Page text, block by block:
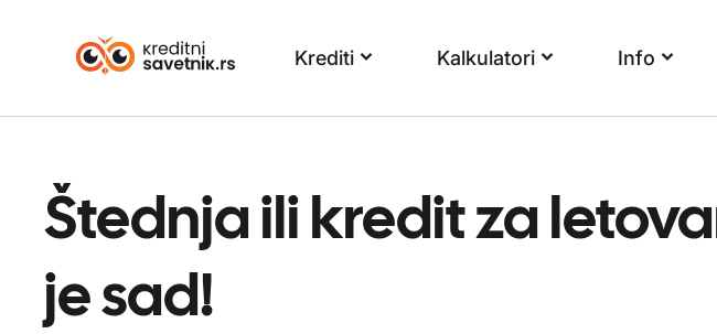
Krediti Kalkulatori Info
Štednja ili kredit za
je sad!